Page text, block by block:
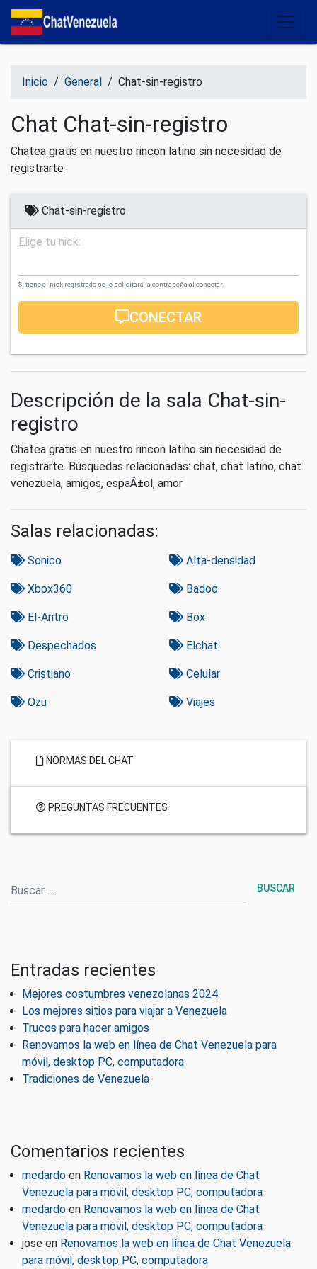
Salir del contenido
Inicio / General / Chat-sin-registro
Chat Chat-sin-registro
Chatea gratis en nuestro rincon latino sin necesidad de
registrarte
Chat-sin-registro
Elige tu nick:
Si tiene el nick registrado se le solicitará la contraseña al conectar.
CONECTAR
Descripción de la sala Chat-sin-
registro
Chatea gratis en nuestro rincon latino sin necesidad de
registrarte. Búsquedas relacionadas: chat, chat latino, chat
venezuela, amigos, espaÃ±ol, amor
Salas relacionadas:
Sonico Alta-densidad
Xbox360 Badoo
El-Antro Box
Despechados Elchat
Cristiano Celular
Ozu Viajes
NORMAS DEL CHAT
PREGUNTAS FRECUENTES
Entradas recientes
Mejores costumbres venezolanas 2024
Los mejores sitios para viajar a Venezuela
Trucos para hacer amigos
Renovamos la web en línea de Chat Venezuela para
móvil, desktop PC, computadora
Tradiciones de Venezuela
Comentarios recientes
medardo en Renovamos la web en línea de Chat
Venezuela para móvil, desktop PC, computadora
medardo en Renovamos la web en línea de Chat
Venezuela para móvil, desktop PC, computadora
jose en Renovamos la web en línea de Chat Venezuela
para móvil, desktop PC, computadora